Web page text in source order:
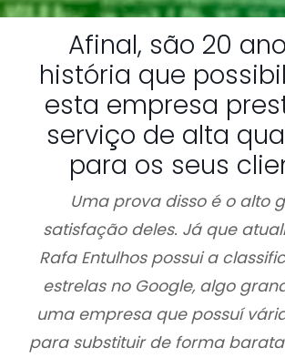
Afinal, são 20
história que
esta empresa
serviço de alta
para os seus
Uma prova disso é o alto
satisfação deles. Já que
Rafa Entulhos possui a
estrelas no Google, algo
uma empresa que possuí
para substituir de forma